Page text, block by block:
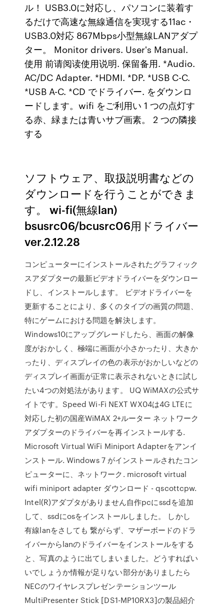
ル！ USB3.0に対応し、パソコンに装着す
るだけで高速な無線通信を実現する11ac・
USB3.0対応 867Mbps小型無線LANアダプ
ター。 Monitor drivers. User's Manual.
使用 前请阅读使用说明. 保留备用. *Audio.
AC/DC Adapter. *HDMI. *DP. *USB C-C.
*USB A-C. *CD でドライバー. をダウンロ
ードします。wifi をご利用い 1 つの点灯す
る赤、緑または青いサブ画素。 2 つの隣接
する
ソフトウェア、取扱説明書などの
ダウンロードを行うことができま
す。 wi-fi(無線lan)
bsusrc06/bcusrc06用ドライバー
ver.2.12.28
コンピューターにインストールされたグラフィック
スアダプターの最新ビデオドライバーをダウンロー
ドし、インストールします。 ビデオドライバーを
更新することにより、多くのタイプの画質の問題、
特にゲームにおける問題を解決します。
Windows10にアップグレードしたら、画面の解像
度がおかしく、極端に画面が小さかったり、大きか
ったり、ディスプレイの色の表示がおかしいなどの
ディスプレイ画面が正常に表示されないときに試し
たい4つの対処法があります。 UQ WiMAXの公式サ
イトです。Speed Wi-Fi NEXT WX04は4G LTEに
対応した初の国産WiMAX 2+ルーター ネットワーク
アダプターのドライバーを再インストールする.
Microsoft Virtual WiFi Miniport Adapterをアンイ
ンストール. Windows 7 がインストールされたコン
ピューターに、ネットワーク. microsoft virtual
wifi miniport adapter ダウンロード - qscottcpw.
Intel(R)アダプタがありません自作pcにssdを追加
して、ssdにosをインストールしました。 しかし
有線lanをさしても 繋がらず、マザーボードのドラ
イバーからlanのドライバーをインストールをする
と、写真のように出てしまいました。どうすればい
いでしょうか情報が足りない部分がありましたら
NECのワイヤレスプレゼンテーションツール
MultiPresenter Stick [DS1-MP10RX3]の製品紹介